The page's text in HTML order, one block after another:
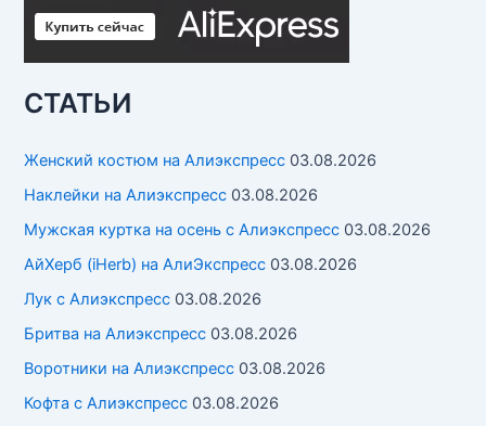
СТАТЬИ
Женский костюм на Алиэкспресс 03.08.2026
Наклейки на Алиэкспресс 03.08.2026
Мужская куртка на осень с Алиэкспресс 03.08.2026
АйХерб (iHerb) на АлиЭкспресс 03.08.2026
Лук с Алиэкспресс 03.08.2026
Бритва на Алиэкспресс 03.08.2026
Воротники на Алиэкспресс 03.08.2026
Кофта с Алиэкспресс 03.08.2026